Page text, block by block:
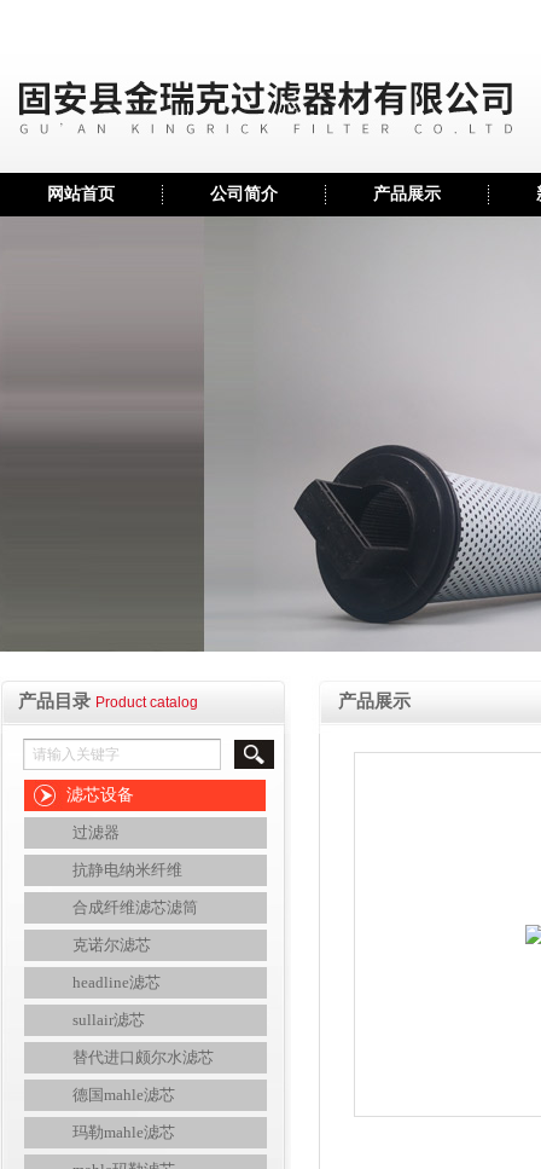
网站首页 公司简介 产品展示
产品目录 Product catalog
滤芯设备
过滤器
抗静电纳米纤维
合成纤维滤芯滤筒
克诺尔滤芯
headline滤芯
sullair滤芯
替代进口颇尔水滤芯
德国mahle滤芯
玛勒mahle滤芯
产品展示